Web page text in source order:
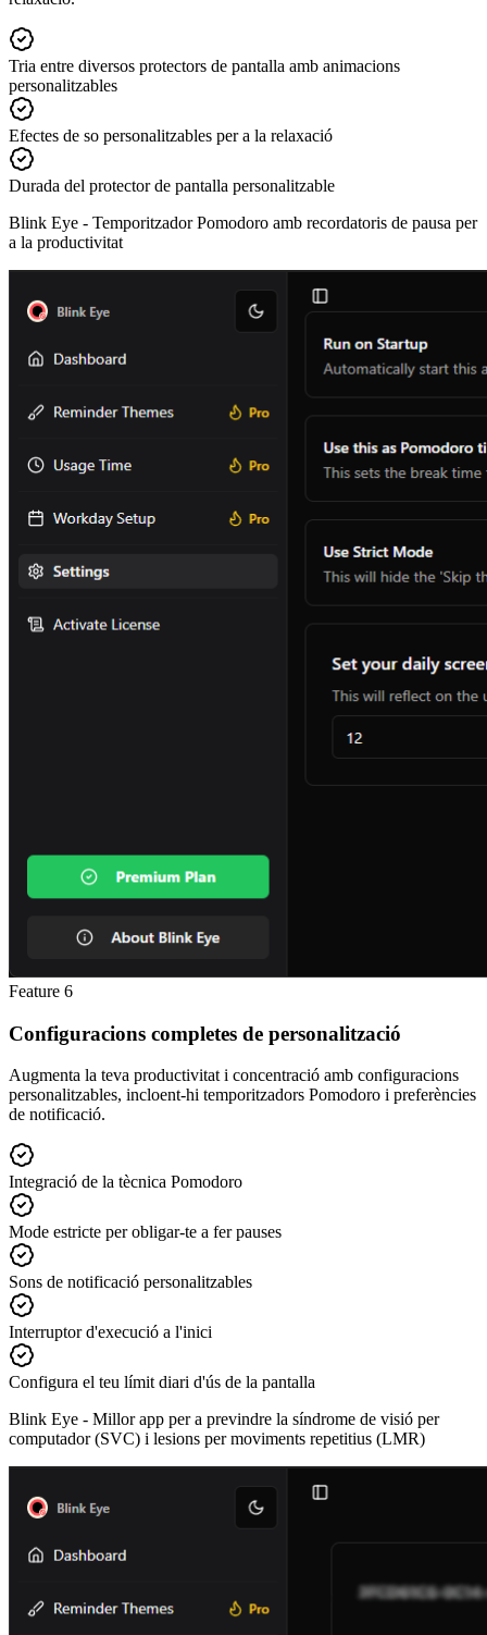
Tria entre diversos protectors de pantalla amb animacions
personalitzables
Efectes de so personalitzables per a la relaxació
Durada del protector de pantalla personalitzable
Blink Eye - Temporitzador Pomodoro amb recordatoris de pausa per
a la productivitat
Feature 6
Configuracions completes de personalització
Augmenta la teva productivitat i concentració amb configuracions
personalitzables, incloent-hi temporitzadors Pomodoro i preferències
de notificació.
Integració de la tècnica Pomodoro
Mode estricte per obligar-te a fer pauses
Sons de notificació personalitzables
Interruptor d'execució a l'inici
Configura el teu límit diari d'ús de la pantalla
Blink Eye - Millor app per a previndre la síndrome de visió per
computador (SVC) i lesions per moviments repetitius (LMR)